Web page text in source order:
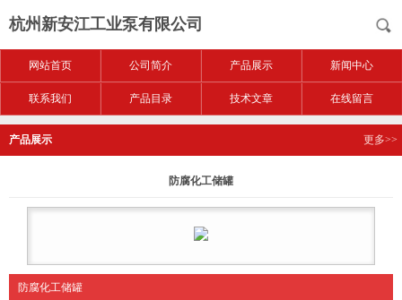
杭州新安江工业泵有限公司
网站首页 公司简介 产品展示 新闻中心
联系我们 产品目录 技术文章 在线留言
产品展示 更多>>
防腐化工储罐
防腐化工储罐